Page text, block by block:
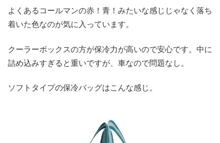
よくあるコールマンの赤！青！みたいな感じじゃなく落ち
着いた色なのが気に入っています。
クーラーボックスの方が保冷力が高いので安心です。中に
詰め込みすぎると重いですが、車なので問題なし。
ソフトタイプの保冷バッグはこんな感じ。